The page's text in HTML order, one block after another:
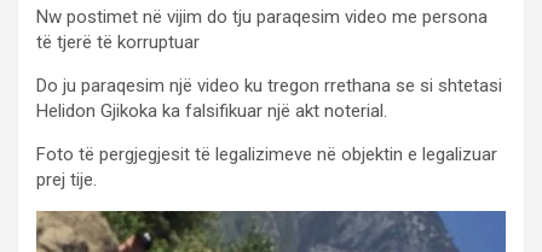
Nw postimet në vijim do tju paraqesim video me persona
të tjerë të korruptuar
Do ju paraqesim një video ku tregon rrethana se si shtetasi
Helidon Gjikoka ka falsifikuar një akt noterial.
Foto të pergjegjesit të legalizimeve në objektin e legalizuar
prej tije.